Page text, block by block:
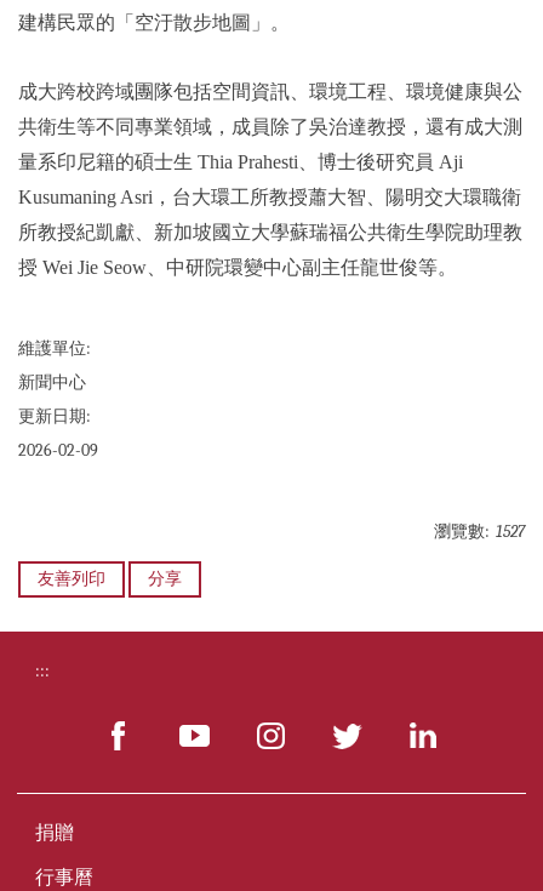
建構民眾的「空汙散步地圖」。
成大跨校跨域團隊包括空間資訊、環境工程、環境健康與公
共衛生等不同專業領域，成員除了吳治達教授，還有成大測
量系印尼籍的碩士生 Thia Prahesti、博士後研究員 Aji
Kusumaning Asri，台大環工所教授蕭大智、陽明交大環職衛
所教授紀凱獻、新加坡國立大學蘇瑞福公共衛生學院助理教
授 Wei Jie Seow、中研院環變中心副主任龍世俊等。
維護單位:
新聞中心
更新日期:
2026-02-09
瀏覽數: 1527
友善列印 分享
:::
捐贈
行事曆